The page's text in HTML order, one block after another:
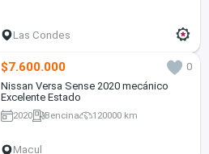
Las Condes
$7.600.000
0
Nissan Versa Sense 2020 mecánico
Excelente Estado
2020 Bencina 120000 km
Macul